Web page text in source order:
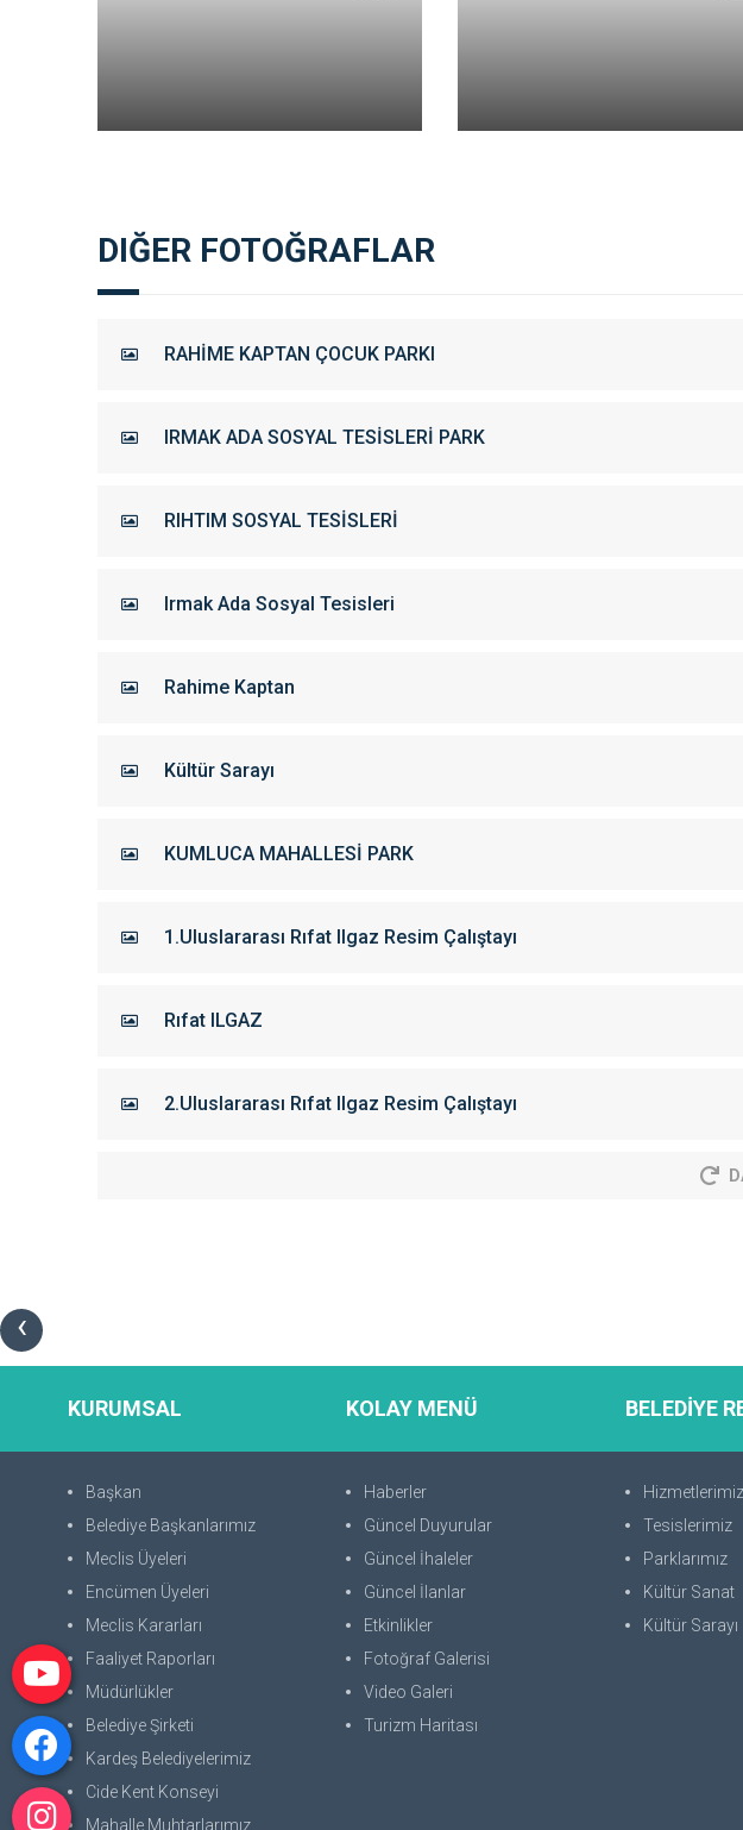
DIĞER FOTOĞRAFLAR
RAHİME KAPTAN ÇOCUK PARKI
IRMAK ADA SOSYAL TESİSLERİ PARK
RIHTIM SOSYAL TESİSLERİ
Irmak Ada Sosyal Tesisleri
Rahime Kaptan
Kültür Sarayı
KUMLUCA MAHALLESİ PARK
1.Uluslararası Rıfat Ilgaz Resim Çalıştayı
Rıfat ILGAZ
2.Uluslararası Rıfat Ilgaz Resim Çalıştayı
‹
KURUMSAL
Başkan
Belediye Başkanlarımız
Meclis Üyeleri
Encümen Üyeleri
Meclis Kararları
Faaliyet Raporları
Müdürlükler
Belediye Şirketi
Kardeş Belediyelerimiz
Cide Kent Konseyi
Mahalle Muhtarlarımız
KOLAY MENÜ
Haberler
Güncel Duyurular
Güncel İhaleler
Güncel İlanlar
Etkinlikler
Fotoğraf Galerisi
Video Galeri
Turizm Haritası
BELEDİYE
Hizmetlerimiz
Tesislerimiz
Parklarımız
Kültür Sanat
Kültür Sarayı